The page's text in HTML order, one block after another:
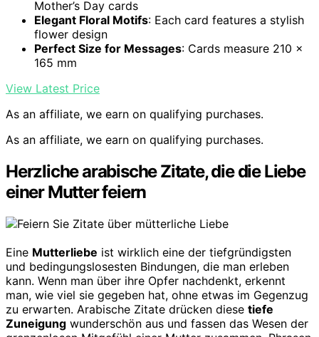
Mother’s Day cards
Elegant Floral Motifs: Each card features a stylish
flower design
Perfect Size for Messages: Cards measure 210 ×
165 mm
View Latest Price
As an affiliate, we earn on qualifying purchases.
As an affiliate, we earn on qualifying purchases.
Herzliche arabische Zitate, die die Liebe
einer Mutter feiern
Eine Mutterliebe ist wirklich eine der tiefgründigsten
und bedingungslosesten Bindungen, die man erleben
kann. Wenn man über ihre Opfer nachdenkt, erkennt
man, wie viel sie gegeben hat, ohne etwas im Gegenzug
zu erwarten. Arabische Zitate drücken diese tiefe
Zuneigung wunderschön aus und fassen das Wesen der